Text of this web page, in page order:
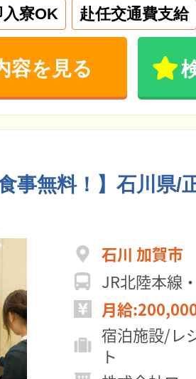
入寮OK 赴任交通費支給
容を見る
事無料！】石川県/
石川 加賀市
JR北陸本線
月給
宿泊施設/レ
ト